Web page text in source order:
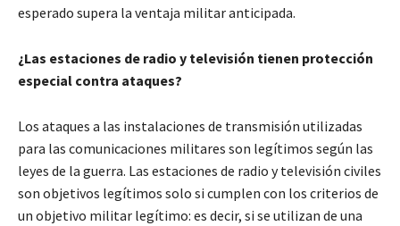
esperado supera la ventaja militar anticipada.
¿Las estaciones de radio y televisión tienen protección
especial contra ataques?
Los ataques a las instalaciones de transmisión utilizadas
para las comunicaciones militares son legítimos según las
leyes de la guerra. Las estaciones de radio y televisión civiles
son objetivos legítimos solo si cumplen con los criterios de
un objetivo militar legítimo: es decir, si se utilizan de una